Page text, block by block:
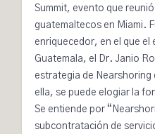
Summit, evento que
guatemaltecos en Miami.
enriquecedor, en el que el
Guatemala, el Dr. Janio
estrategia de Nearshoring
ella, se puede elogiar la
Se entiende por “
subcontratación de